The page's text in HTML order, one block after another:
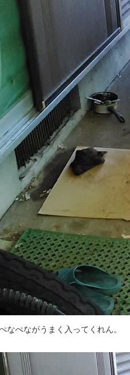
なぺながうまく入ってくれん。